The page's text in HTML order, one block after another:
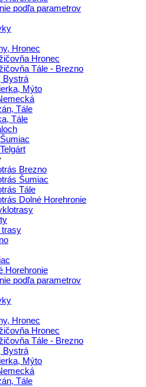
podľa parametrov
Hronec
Hronec
Tále - Brezno
Bystrá
Mýto
Tále
Tále
Brezno
Šumiac
Tále
Dolné Horehronie
Horehronie
podľa parametrov
Hronec
Hronec
Tále - Brezno
Bystrá
Mýto
Tále